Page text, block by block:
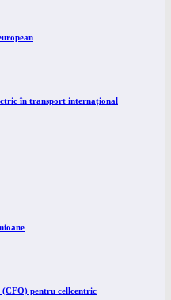
în transport internațional
pentru cellcentric